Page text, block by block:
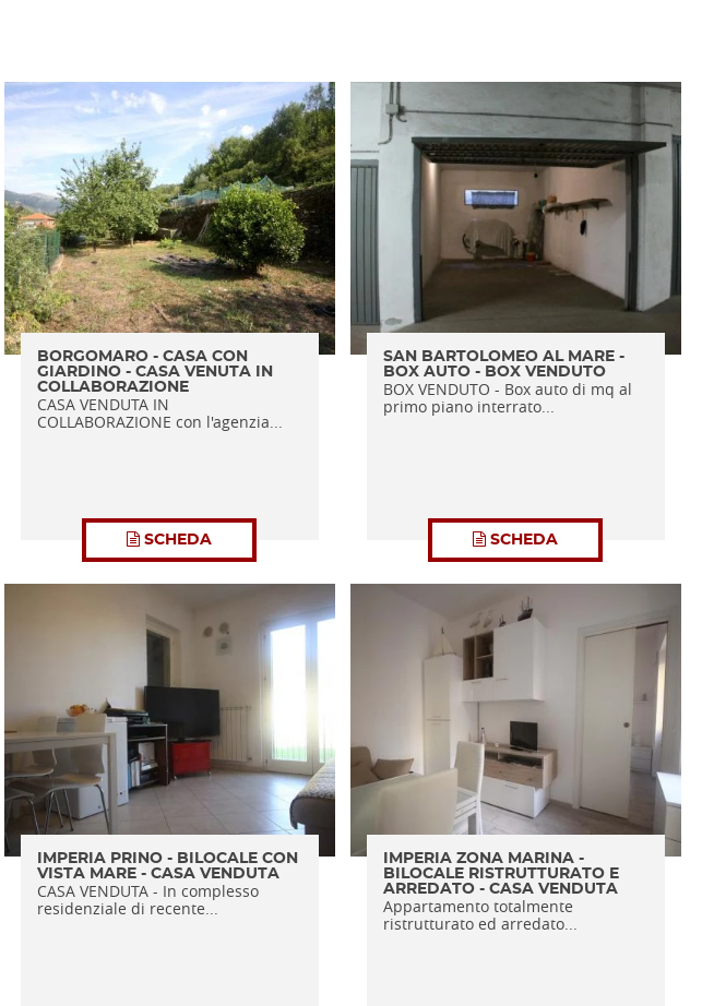
BORGOMARO - CASA CON
GIARDINO - CASA VENUTA IN
COLLABORAZIONE
CASA VENDUTA IN
COLLABORAZIONE con l'agenzia...
SCHEDA
SAN BARTOLOMEO AL MARE -
BOX AUTO - BOX VENDUTO
BOX VENDUTO - Box auto di mq al
primo piano interrato...
SCHEDA
IMPERIA PRINO - BILOCALE CON
VISTA MARE - CASA VENDUTA
CASA VENDUTA - In complesso
residenziale di recente...
IMPERIA ZONA MARINA -
BILOCALE RISTRUTTURATO E
ARREDATO - CASA VENDUTA
Appartamento totalmente
ristrutturato ed arredato...